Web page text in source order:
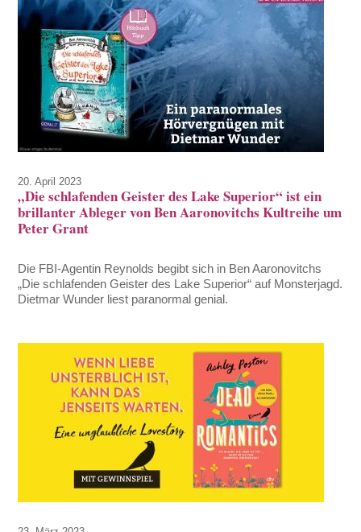
20. April 2023
„Die schlafenden Geister des Lake Superior“ ist ein
brillanter Ableger von Ben Aaronovitchs Kultreihe um
Peter Grant
Die FBI-Agentin Reynolds begibt sich in Ben Aaronovitchs
„Die schlafenden Geister des Lake Superior“ auf Monsterjagd.
Dietmar Wunder liest paranormal genial.